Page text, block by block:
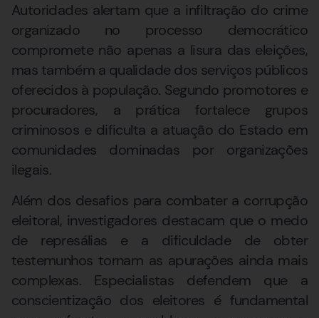
Autoridades alertam que a infiltração do crime
organizado no processo democrático
compromete não apenas a lisura das eleições,
mas também a qualidade dos serviços públicos
oferecidos à população. Segundo promotores e
procuradores, a prática fortalece grupos
criminosos e dificulta a atuação do Estado em
comunidades dominadas por organizações
ilegais.
Além dos desafios para combater a corrupção
eleitoral, investigadores destacam que o medo
de represálias e a dificuldade de obter
testemunhos tornam as apurações ainda mais
complexas. Especialistas defendem que a
conscientização dos eleitores é fundamental